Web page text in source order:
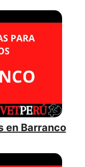
en Barranco